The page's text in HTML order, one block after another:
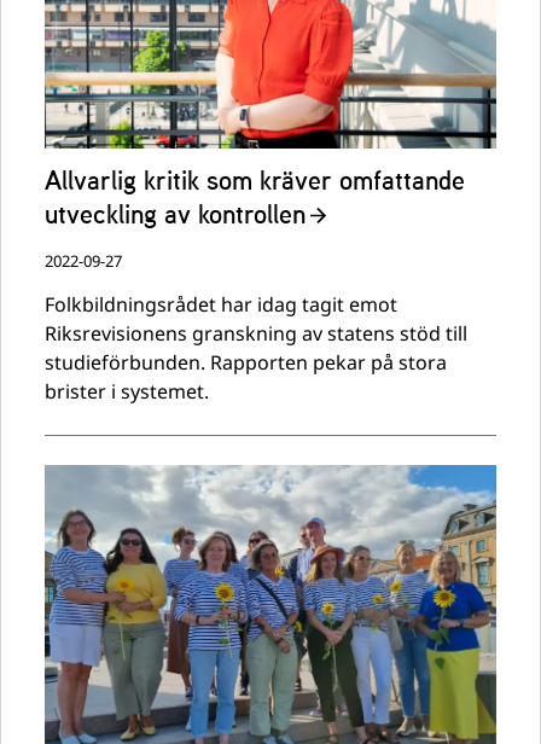
Allvarlig kritik som kräver omfattande
utveckling av kontrollen
2022-09-27
Folkbildningsrådet har idag tagit emot
Riksrevisionens granskning av statens stöd till
studieförbunden. Rapporten pekar på stora
brister i systemet.